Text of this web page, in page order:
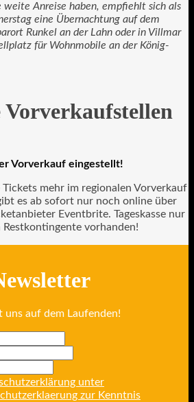
weite Anreise haben, empfiehlt sich als
eine Übernachtung auf dem
Runkel an der Lahn oder in Villmar
für Wohnmobile an der König-
Vorverkaufstellen
Vorverkauf eingestellt!
Tickets mehr im regionalen Vorverkauf
es ab sofort nur noch online über
Eventbrite. Tageskasse nur
vorhanden!
uns auf dem Laufenden!
unter
zur Kenntnis